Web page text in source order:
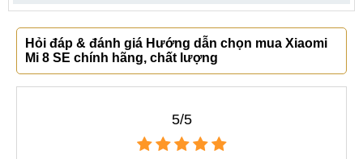
Hỏi đáp & đánh giá Hướng dẫn chọn mua Xiaomi
Mi 8 SE chính hãng, chất lượng
5/5